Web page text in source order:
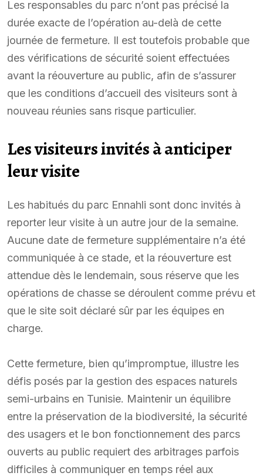
Les responsables du parc n’ont pas précisé la
durée exacte de l’opération au-delà de cette
journée de fermeture. Il est toutefois probable que
des vérifications de sécurité soient effectuées
avant la réouverture au public, afin de s’assurer
que les conditions d’accueil des visiteurs sont à
nouveau réunies sans risque particulier.
Les visiteurs invités à anticiper
leur visite
Les habitués du parc Ennahli sont donc invités à
reporter leur visite à un autre jour de la semaine.
Aucune date de fermeture supplémentaire n’a été
communiquée à ce stade, et la réouverture est
attendue dès le lendemain, sous réserve que les
opérations de chasse se déroulent comme prévu et
que le site soit déclaré sûr par les équipes en
charge.
Cette fermeture, bien qu’impromptue, illustre les
défis posés par la gestion des espaces naturels
semi-urbains en Tunisie. Maintenir un équilibre
entre la préservation de la biodiversité, la sécurité
des usagers et le bon fonctionnement des parcs
ouverts au public requiert des arbitrages parfois
difficiles à communiquer en temps réel aux